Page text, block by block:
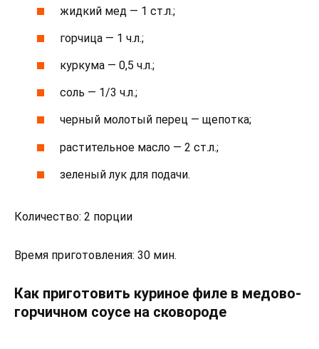
жидкий мед — 1 ст.л.;
горчица — 1 ч.л.;
куркума — 0,5 ч.л.;
соль — 1/3 ч.л.;
черный молотый перец — щепотка;
растительное масло — 2 ст.л.;
зеленый лук для подачи.
Количество: 2 порции
Время приготовления: 30 мин.
Как приготовить куриное филе в медово-
горчичном соусе на сковороде